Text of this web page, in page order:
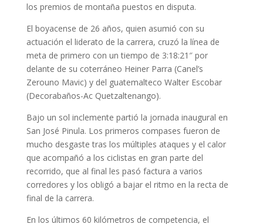
los premios de montaña puestos en disputa.
El boyacense de 26 años, quien asumió con su
actuación el liderato de la carrera, cruzó la línea de
meta de primero con un tiempo de 3:18:21″ por
delante de su coterráneo Heiner Parra (Canel’s
Zerouno Mavic) y del guatemalteco Walter Escobar
(Decorabaños-Ac Quetzaltenango).
Bajo un sol inclemente partió la jornada inaugural en
San José Pinula. Los primeros compases fueron de
mucho desgaste tras los múltiples ataques y el calor
que acompañó a los ciclistas en gran parte del
recorrido, que al final les pasó factura a varios
corredores y los obligó a bajar el ritmo en la recta de
final de la carrera.
En los últimos 60 kilómetros de competencia, el